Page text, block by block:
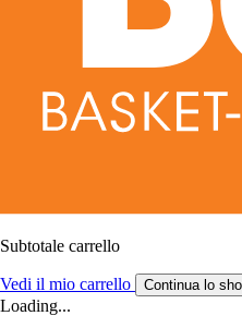
Subtotale carrello
Vedi il mio carrello Continua lo
Loading...